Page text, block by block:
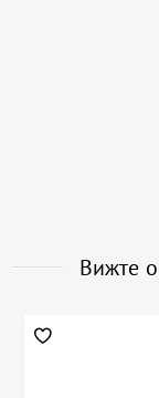
Вижте